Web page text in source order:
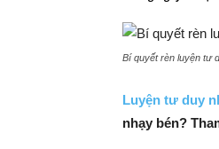
Bí quyết rèn luyện tư
Luyện tư duy
nhạy bén?